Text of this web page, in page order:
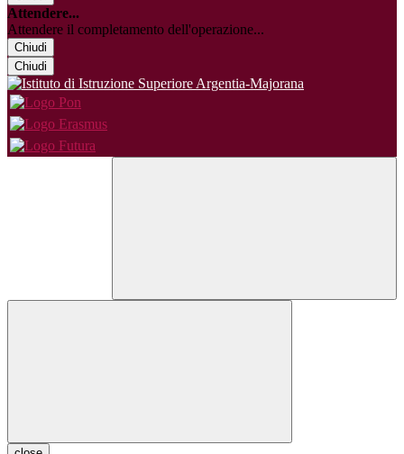
Attendere...
Attendere il completamento dell'operazione...
Chiudi
Chiudi